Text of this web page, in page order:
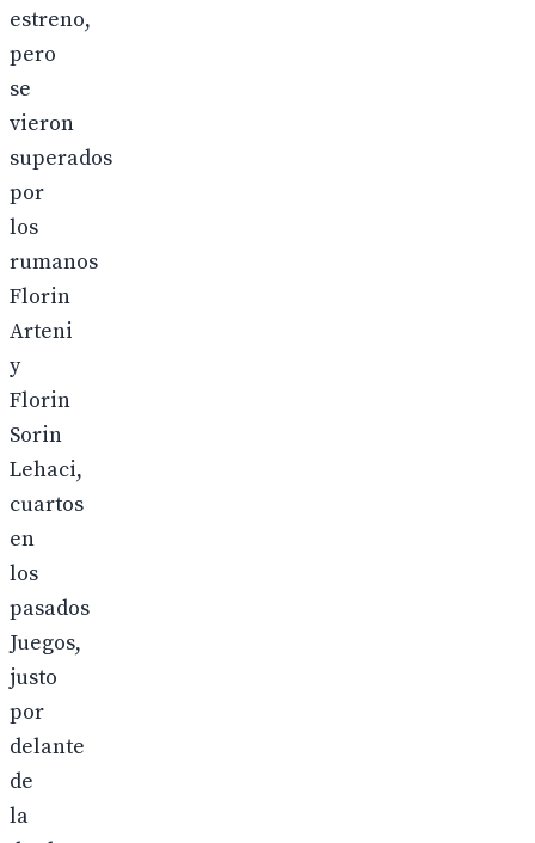
estreno,
pero
se
vieron
superados
por
los
rumanos
Florin
Arteni
y
Florin
Sorin
Lehaci,
cuartos
en
los
pasados
Juegos,
justo
por
delante
de
la